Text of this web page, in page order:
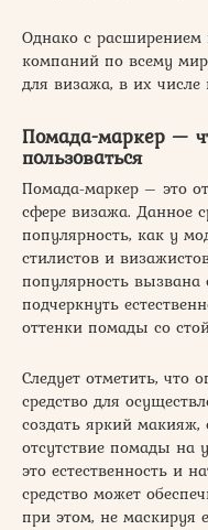
Однако с расширением
компаний по всему
для визажа, в их числе
Помада-маркер —
пользоваться
Помада-маркер – это
сфере визажа. Данное
популярность, как у
стилистов и
популярность вызвана
подчеркнуть
оттенки помады со
Следует отметить, что
средство для
создать яркий
отсутствие помады
это естественность и
средство может
при этом, не маскируя